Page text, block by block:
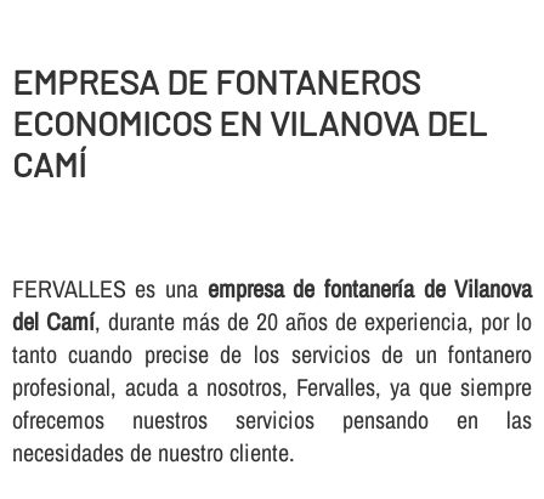
EMPRESA DE FONTANEROS
ECONOMICOS EN VILANOVA DEL
CAMÍ
FERVALLES es una empresa de fontanerí­a de Vilanova
del Camí, durante más de 20 años de experiencia, por lo
tanto cuando precise de los servicios de un fontanero
profesional, acuda a nosotros, Fervalles, ya que siempre
ofrecemos nuestros servicios pensando en las
necesidades de nuestro cliente.